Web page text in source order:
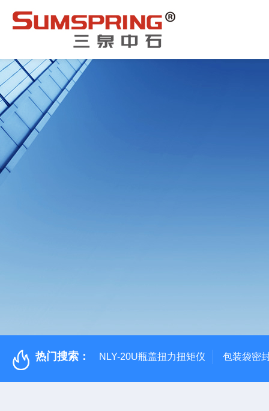
热门搜索： NLY-20U瓶盖扭力扭矩仪 包装袋密